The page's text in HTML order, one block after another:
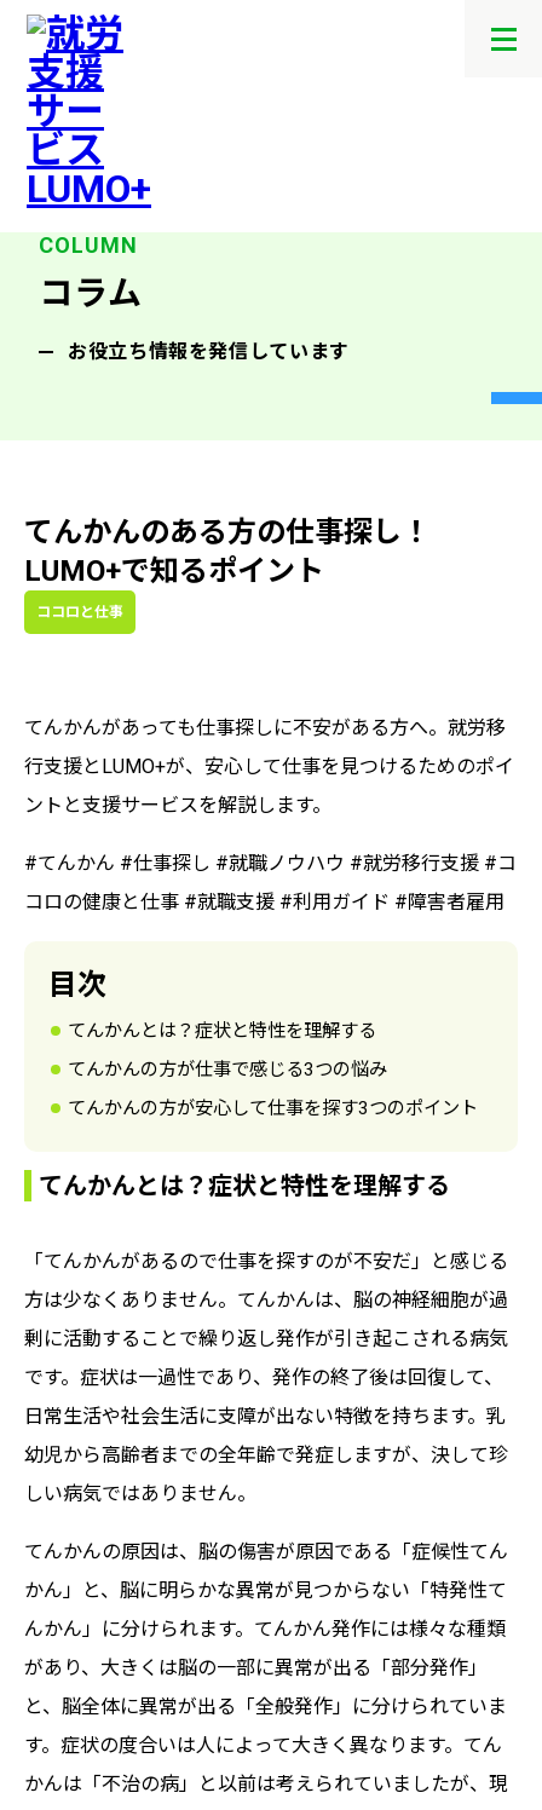
メ
コラム
お役立ち情報を発信しています
てんかんのある方の仕事探し！
LUMO+で知るポイント
ココロと仕事
てんかんがあっても仕事探しに不安がある方へ。就労移
行支援とLUMO+が、安心して仕事を見つけるためのポイ
ントと支援サービスを解説します。
#てんかん #仕事探し #就職ノウハウ #就労移行支援 #コ
コロの健康と仕事 #就職支援 #利用ガイド #障害者雇用
目次
てんかんとは？症状と特性を理解する
てんかんの方が仕事で感じる3つの悩み
てんかんの方が安心して仕事を探す3つのポイント
てんかんとは？症状と特性を理解する
「てんかんがあるので仕事を探すのが不安だ」と感じる
方は少なくありません。てんかんは、脳の神経細胞が過
剰に活動することで繰り返し発作が引き起こされる病気
です。症状は一過性であり、発作の終了後は回復して、
日常生活や社会生活に支障が出ない特徴を持ちます。乳
幼児から高齢者までの全年齢で発症しますが、決して珍
しい病気ではありません。
てんかんの原因は、脳の傷害が原因である「症候性てん
かん」と、脳に明らかな異常が見つからない「特発性て
んかん」に分けられます。てんかん発作には様々な種類
があり、大きくは脳の一部に異常が出る「部分発作」
と、脳全体に異常が出る「全般発作」に分けられていま
す。症状の度合いは人によって大きく異なります。てん
かんは「不治の病」と以前は考えられていましたが、現